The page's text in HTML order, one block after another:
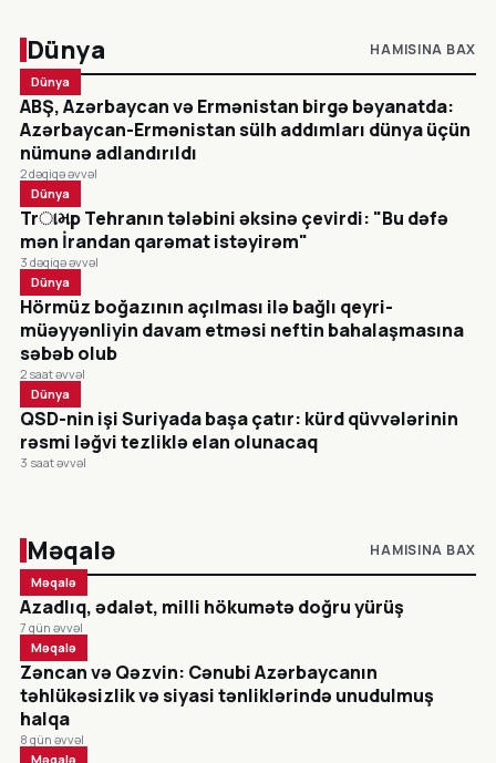
Dünya HAMISINA BAX
Dünya
ABŞ, Azərbaycan və Ermənistan birgə bəyanatda:
Azərbaycan-Ermənistan sülh addımları dünya üçün
nümunə adlandırıldı
2 dəqiqə əvvəl
Dünya
Trામp Tehranın tələbini əksinə çevirdi: "Bu dəfə
mən İrandan qarəmat istəyirəm"
3 dəqiqə əvvəl
Dünya
Hörmüz boğazının açılması ilə bağlı qeyri-
müəyyənliyin davam etməsi neftin bahalaşmasına
səbəb olub
2 saat əvvəl
Dünya
QSD-nin işi Suriyada başa çatır: kürd qüvvələrinin
rəsmi ləğvi tezliklə elan olunacaq
3 saat əvvəl
Məqalə HAMISINA BAX
Məqalə
Azadlıq, ədalət, milli hökumətə doğru yürüş
7 gün əvvəl
Məqalə
Zəncan və Qəzvin: Cənubi Azərbaycanın
təhlükəsizlik və siyasi tənliklərində unudulmuş
halqa
8 gün əvvəl
Məqalə